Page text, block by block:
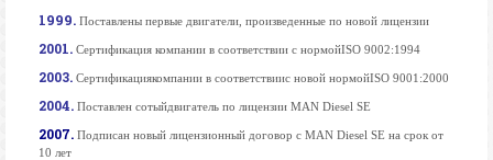
1999. Поставлены первые двигатели, произведенные по новой лицензии
2001. Сертификация компании в соответствии с нормойISO 9002:1994
2003. Сертификациякомпании в соответствиис новой нормойISO 9001:2000
2004. Поставлен сотыйдвигатель по лицензии MAN Diesel SE
2007. Подписан новый лицензионный договор с MAN Diesel SE на срок от
10 лет